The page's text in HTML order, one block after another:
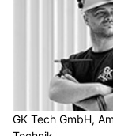
GK Tech GmbH,